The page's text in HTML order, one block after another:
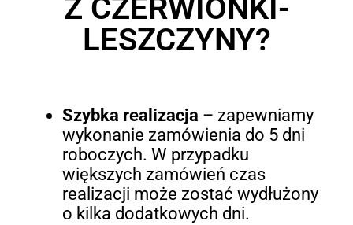
Z CZERWIONKI-
LESZCZYNY?
Szybka realizacja – zapewniamy
wykonanie zamówienia do 5 dni
roboczych. W przypadku
większych zamówień czas
realizacji może zostać wydłużony
o kilka dodatkowych dni.